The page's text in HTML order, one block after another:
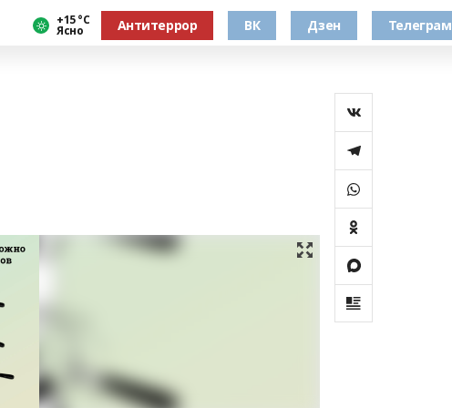
+15 °С
Ясно Антитеррор ВК Дзен Телеграм